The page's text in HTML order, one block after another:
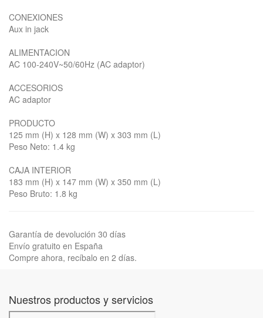
CONEXIONES
Aux in jack
ALIMENTACION
AC 100-240V~50/60Hz (AC adaptor)
ACCESORIOS
AC adaptor
PRODUCTO
125 mm (H) x 128 mm (W) x 303 mm (L)
Peso Neto: 1.4 kg
CAJA INTERIOR
183 mm (H) x 147 mm (W) x 350 mm (L)
Peso Bruto: 1.8 kg
Garantía de devolución 30 días
Envío gratuito en España
Compre ahora, recíbalo en 2 días.
Nuestros productos y servicios